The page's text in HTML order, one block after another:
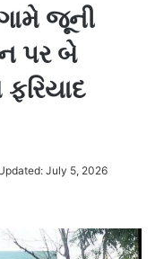
જૂની
પર બે
July 5, 2026